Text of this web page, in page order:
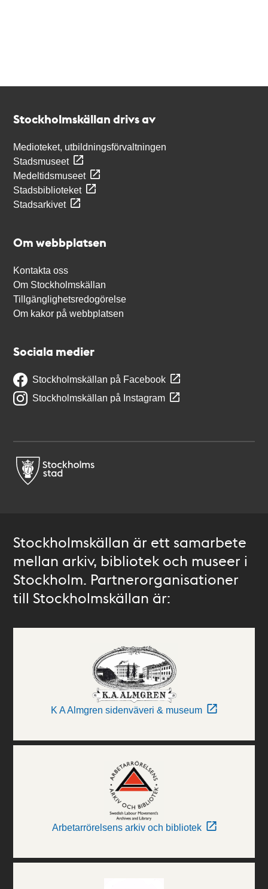
Stockholmskällan drivs av
Medioteket, utbildningsförvaltningen
Stadsmuseet
Medeltidsmuseet
Stadsbiblioteket
Stadsarkivet
Om webbplatsen
Kontakta oss
Om Stockholmskällan
Tillgänglighetsredogörelse
Om kakor på webbplatsen
Sociala medier
Stockholmskällan på Facebook
Stockholmskällan på Instagram
Stockholmskällan är ett samarbete
mellan arkiv, bibliotek och museer i
Stockholm. Partnerorganisationer
till Stockholmskällan är:
K A Almgren sidenväveri & museum
Arbetarrörelsens arkiv och bibliotek